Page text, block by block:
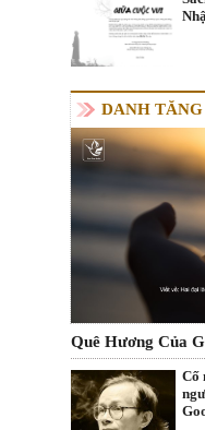
DANH TĂNG
Quê Hương Của
Cố